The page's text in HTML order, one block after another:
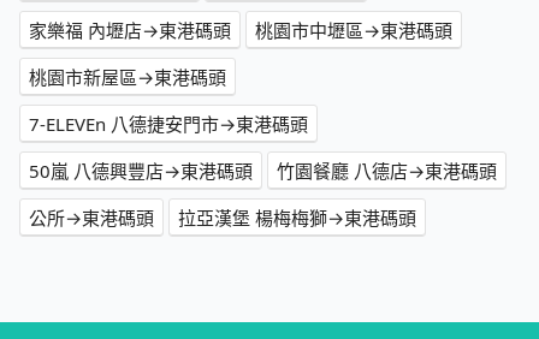
家樂福 內壢店→東港碼頭
桃園市中壢區→東港碼頭
桃園市新屋區→東港碼頭
7-ELEVEn 八德捷安門市→東港碼頭
50嵐 八德興豐店→東港碼頭
竹園餐廳 八德店→東港碼頭
公所→東港碼頭
拉亞漢堡 楊梅梅獅→東港碼頭